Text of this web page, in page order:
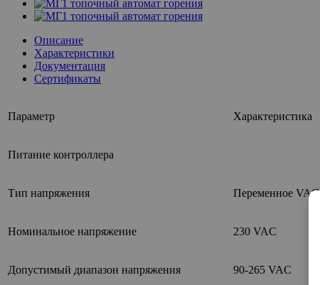
Описание
Характеристики
Документация
Сертификаты
Параметр Характеристика
Питание контроллера
Тип напряжения Переменное VAC
Номинальное напряжение 230 VAC
Допустимый диапазон напряжения 90-265 VAC